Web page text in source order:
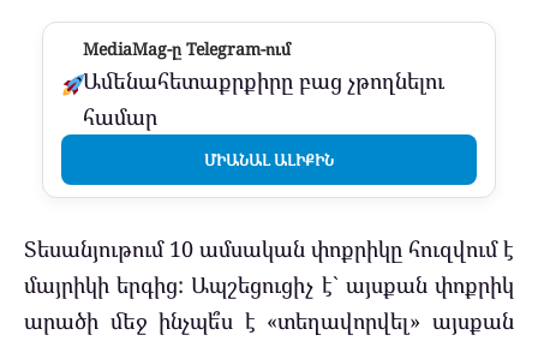
MediaMag-ը Telegram-ում
Ամենահետաքրքիրը բաց չթողնելու
համար
ՄԻԱՆԱԼ ԱԼԻՔԻՆ
Տեսանյութում 10 ամսական փոքրիկը հուզվում է
մայրիկի երգից: Ապշեցուցիչ է` այսքան փոքրիկ
արածի մեջ ինչպե՞ս է «տեղավորվել» այսքան